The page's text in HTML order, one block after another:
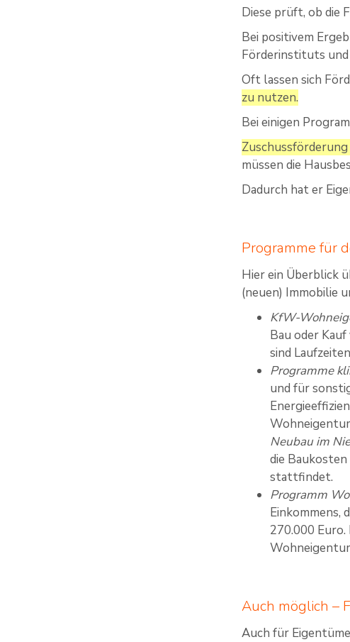
Diese prüft, ob die
Bei positivem
Förderinstituts und
Oft lassen sich
zu nutzen.
Bei einigen
müssen die
Dadurch hat er
Programme für
Hier ein Überblick
(neuen) Immobilie
KfW-
Bau oder
sind
Programme
und für
Neubau im
die
stattfindet.
Programm
Einkommens,
270.000
Auch möglich –
Auch für